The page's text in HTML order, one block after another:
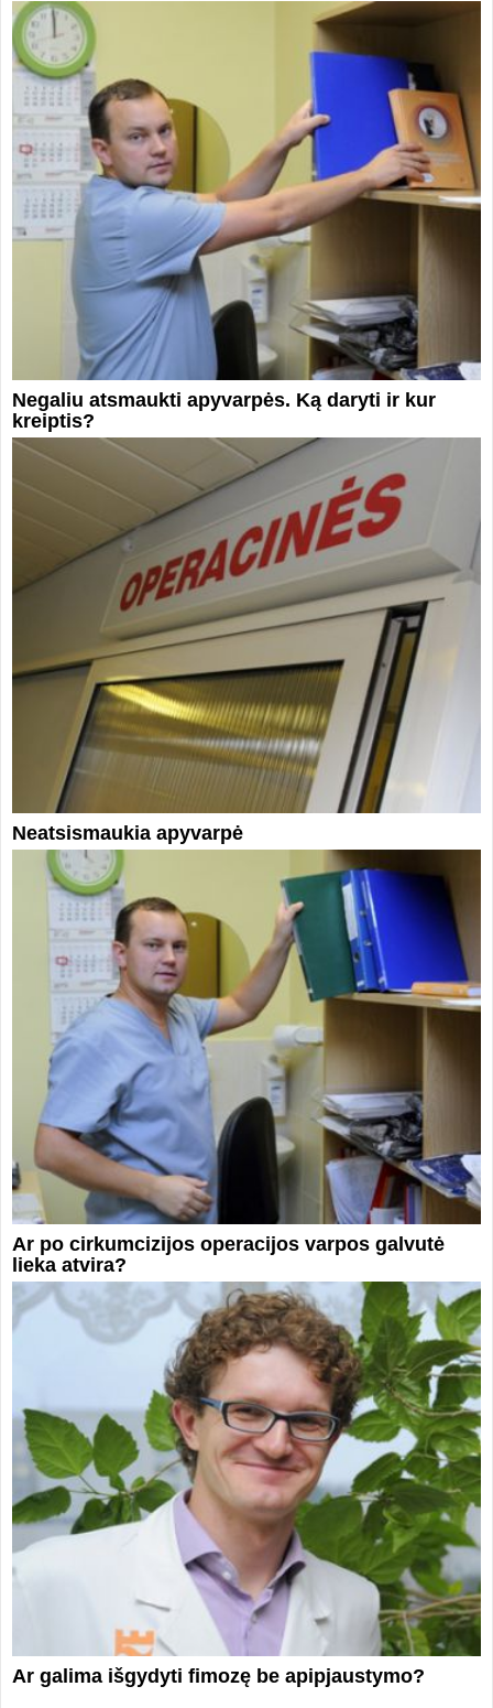
Negaliu atsmaukti apyvarpės. Ką daryti ir kur
kreiptis?
Neatsismaukia apyvarpė
Ar po cirkumcizijos operacijos varpos galvutė
lieka atvira?
Ar galima išgydyti fimozę be apipjaustymo?